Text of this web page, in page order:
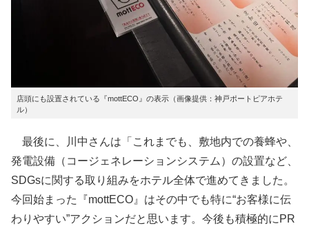
店頭にも設置されている『mottECO』の表示（画像提供：神戸ポートピアホテ
ル）
最後に、川中さんは「これまでも、敷地内での養蜂や、
発電設備（コージェネレーションシステム）の設置など、
SDGsに関する取り組みをホテル全体で進めてきました。
今回始まった『mottECO』はその中でも特に“お客様に伝
わりやすい”アクションだと思います。今後も積極的にPR